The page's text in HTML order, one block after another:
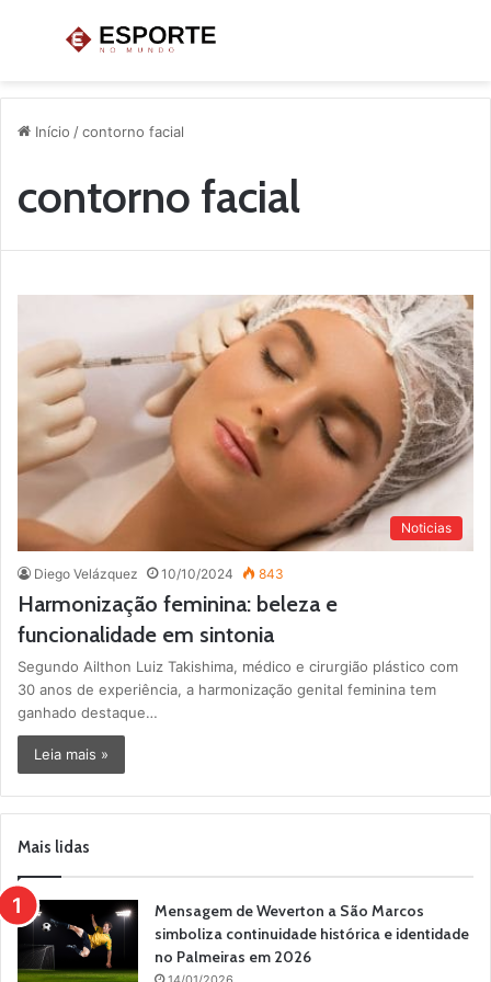
Menu
Início /contorno facial
contorno facial
Noticias
Diego Velázquez 10/10/2024 843
Harmonização feminina: beleza e
funcionalidade em sintonia
Segundo Ailthon Luiz Takishima, médico e cirurgião plástico com
30 anos de experiência, a harmonização genital feminina tem
ganhado destaque…
Leia mais »
Mais lidas
Mensagem de Weverton a São Marcos
simboliza continuidade histórica e identidade
no Palmeiras em 2026